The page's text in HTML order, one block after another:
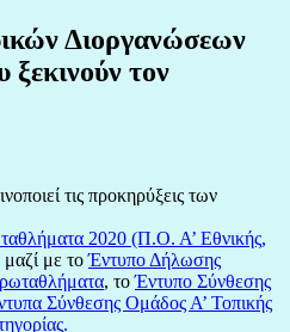
Διοργανώσεων
τον
τις προκηρύξεις των
2020 (Π.Ο. Α’ Εθνικής,
μαζί με τοΈντυπο Δήλωσης
, τοΈντυπο Σύνθεσης
Σύνθεσης Ομάδος Α’ Τοπικής